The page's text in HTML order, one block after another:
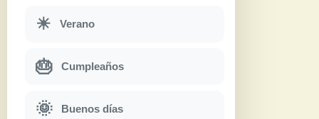
☀ Verano
🎂 Cumpleaños
🌞 Buenos días